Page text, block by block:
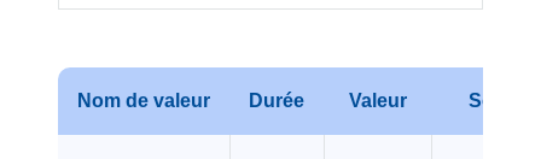
Nom de valeur Durée Valeur Source